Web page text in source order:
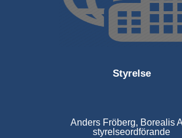
Styrelse
Anders Fröberg, Borealis
styrelseordförande